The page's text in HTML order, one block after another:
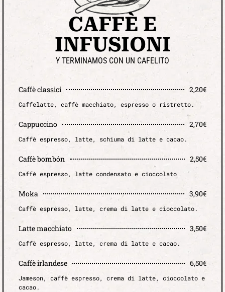
CAFFÈ E
INFUSIONI
Y TERMINAMOS CON UN CAFELITO
Caffè classici 2,20€
Caffelatte, caffè macchiato, espresso o ristretto.
Cappuccino 2,70€
Caffè espresso, latte, schiuma di latte e cacao.
Caffè bombón 2,50€
Caffè espresso, latte condensato e cioccolato
Moka 3,90€
Caffè espresso, latte, crema di latte e cioccolato.
Latte macchiato 3,50€
Caffè espresso, latte, crema di latte e cacao.
Caffè irlandese 6,50€
Jameson, caffè espresso, crema di latte, cioccolato e
cacao.